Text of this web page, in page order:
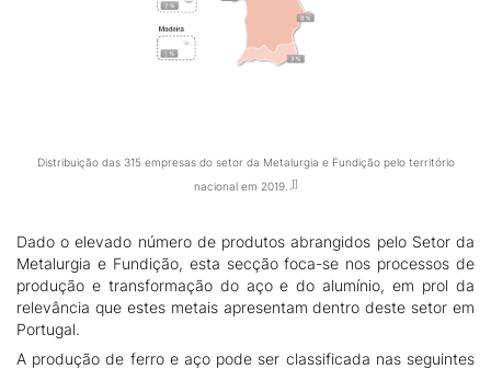
Distribuição das 315 empresas do setor da Metalurgia e Fundição pelo território
nacional em 2019.
Dado o elevado número de produtos abrangidos pelo Setor da
Metalurgia e Fundição, esta secção foca-se nos processos de
produção e transformação do aço e do alumínio, em prol da
relevância que estes metais apresentam dentro deste setor em
Portugal.
A produção de ferro e aço pode ser classificada nas seguintes